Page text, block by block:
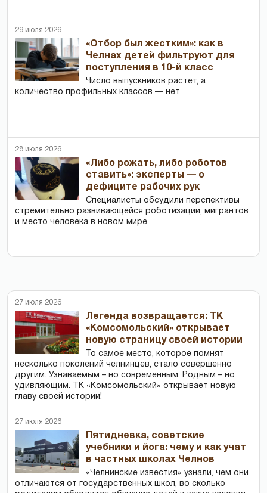
29 июля 2026
«Отбор был жестким»: как в
Челнах детей фильтруют для
поступления в 10-й класс
Число выпускников растет, а
количество профильных классов — нет
28 июля 2026
«Либо рожать, либо роботов
ставить»: эксперты — о
дефиците рабочих рук
Специалисты обсудили перспективы
стремительно развивающейся роботизации, мигрантов
и место человека в новом мире
27 июля 2026
Легенда возвращается: ТК
«Комсомольский» открывает
новую страницу своей истории
То самое место, которое помнят
несколько поколений челнинцев, стало совершенно
другим. Узнаваемым – но современным. Родным – но
удивляющим. ТК «Комсомольский» открывает новую
главу своей истории!
27 июля 2026
Пятидневка, советские
учебники и йога: чему и как учат
в частных школах Челнов
«Челнинские известия» узнали, чем они
отличаются от государственных школ, во сколько